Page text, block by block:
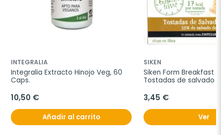
INTEGRALIA
Integralia Extracto Hinojo Veg, 60
Caps.
10,50 €
Añadir al carrito
SIKEN
Siken Form Breakfast
Tostadas de salvado
3,45 €
Ver